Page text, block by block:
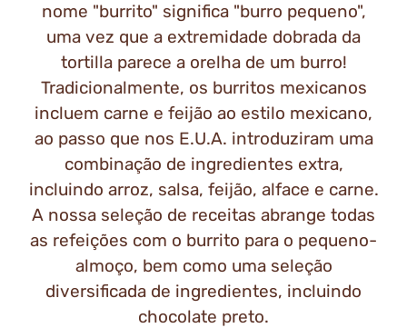
nome "burrito" significa "burro pequeno",
uma vez que a extremidade dobrada da
tortilla parece a orelha de um burro!
Tradicionalmente, os burritos mexicanos
incluem carne e feijão ao estilo mexicano,
ao passo que nos E.U.A. introduziram uma
combinação de ingredientes extra,
incluindo arroz, salsa, feijão, alface e carne.
A nossa seleção de receitas abrange todas
as refeições com o burrito para o pequeno-
almoço, bem como uma seleção
diversificada de ingredientes, incluindo
chocolate preto.